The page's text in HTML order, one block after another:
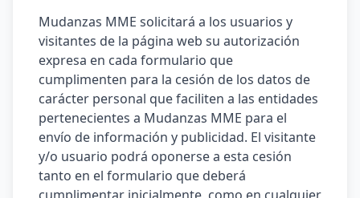
Mudanzas MME solicitará a los usuarios y
visitantes de la página web su autorización
expresa en cada formulario que
cumplimenten para la cesión de los datos de
carácter personal que faciliten a las entidades
pertenecientes a Mudanzas MME para el
envío de información y publicidad. El visitante
y/o usuario podrá oponerse a esta cesión
tanto en el formulario que deberá